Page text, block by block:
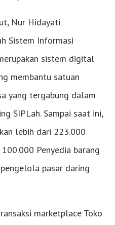
Nur Hidayati
Sistem Informasi
sistem digital
membantu satuan
yang tergabung dalam
SIPLah. Sampai saat ini,
lebih dari 223.000
Penyedia barang
pasar daring
marketplace Toko